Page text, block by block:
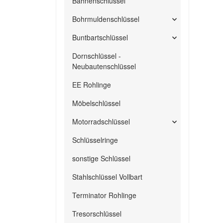
Bohrmuldenschlüssel
Buntbartschlüssel
Dornschlüssel -
Neubautenschlüssel
EE Rohlinge
Möbelschlüssel
Motorradschlüssel
Schlüsselringe
sonstige Schlüssel
Stahlschlüssel Vollbart
Terminator Rohlinge
Tresorschlüssel